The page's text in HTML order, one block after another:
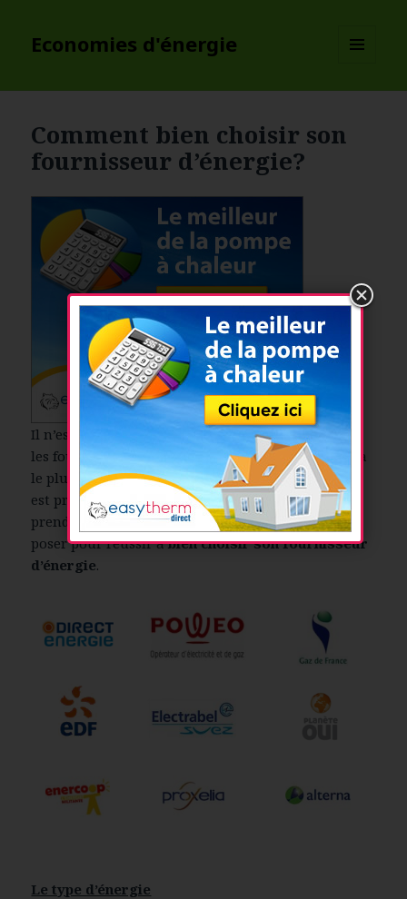
Economies d'énergie
Comment bien choisir son
fournisseur d’énergie?
Il n’est pas toujours aisé de faire le tri parmi tous
les fournisseurs d’énergie et de trouver lequel sera
le plus avantageux pour vous. Si le côté financier
est primordial, il y a d’autres facteurs qu’il faut
prendre en compte. Voici quelques questions à se
poser pour réussir àbien choisir son fournisseur
d’énergie.
Le type d’énergie